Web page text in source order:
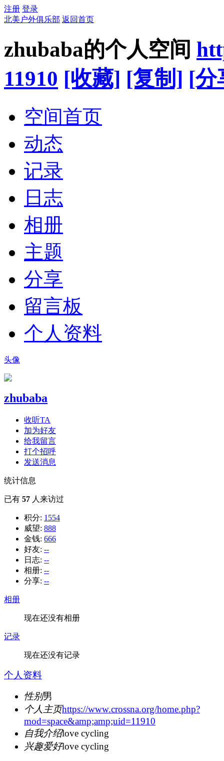
注册 登录
北美户外俱乐部 返回首页
zhubaba的个人空间
11910 [收藏] [复制] [分
空间首页
动态
记录
日志
相册
主题
分享
留言板
个人资料
头像
zhubaba
收听TA
加为好友
给我留言
打个招呼
发送消息
统计信息
已有 57 人来访过
积分: 1554
威望: 888
金钱: 666
好友: --
日志: --
相册: --
分享: --
相册
现在还没有相册
记录
现在还没有记录
个人资料
性别男
个人主页https://www.crossna.org/home.php?
mod=space&amp;amp;uid=11910
自我介绍love cycling
兴趣爱好love cycling